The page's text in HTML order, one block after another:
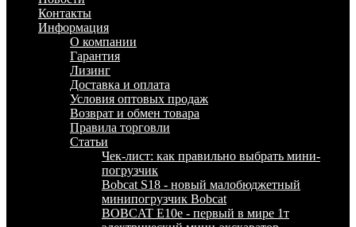
Контакты
Информация
О компании
Гарантия
Лизинг
Доставка и оплата
Условия оптовых продаж
Возврат и обмен товара
Правила торговли
Статьи
Чек-лист: как правильно выбрать мини-
погрузчик
Bobcat S18 - новый малобюджетный
минипогрузчик Bobcat
BOBCAT E10e - первый в мире 1т